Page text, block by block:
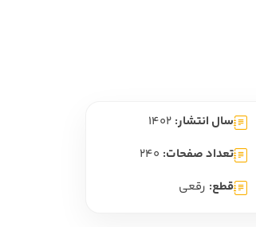
سال انتشار: 1402
تعداد صفحات: 240
قطع: رقعی